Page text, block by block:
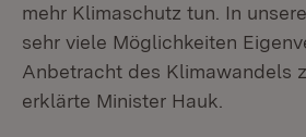
mehr Klimaschutz tun. In
sehr viele Möglichkeiten
Anbetracht des Klimawandels
erklärte Minister Hauk.